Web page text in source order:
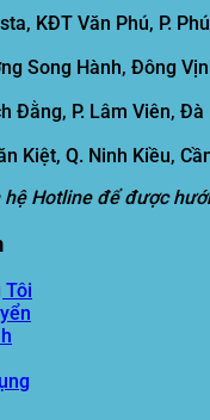
KĐT Văn Phú, P.
Song Hành, Đông
Đằng, P. Lâm Viên,
Kiệt, Q. Ninh Kiều,
Hotline để được
Tôi